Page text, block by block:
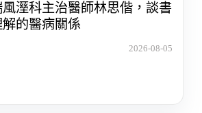
溼科主治醫師林思偕，談書
的醫病關係
2026-08-05